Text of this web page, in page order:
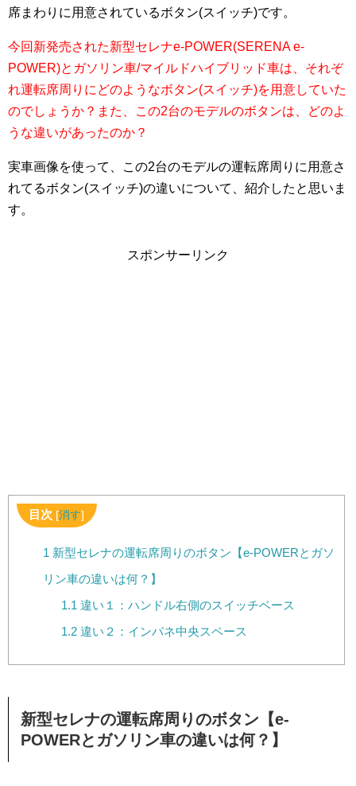
席まわりに用意されているボタン(スイッチ)です。
今回新発売された新型セレナe-POWER(SERENA e-
POWER)とガソリン車/マイルドハイブリッド車は、それぞ
れ運転席周りにどのようなボタン(スイッチ)を用意していた
のでしょうか？また、この2台のモデルのボタンは、どのよ
うな違いがあったのか？
実車画像を使って、この2台のモデルの運転席周りに用意さ
れてるボタン(スイッチ)の違いについて、紹介したと思いま
す。
スポンサーリンク
目次 [消す]
1 新型セレナの運転席周りのボタン【e-POWERとガソ
リン車の違いは何？】
1.1 違い１：ハンドル右側のスイッチベース
1.2 違い２：インパネ中央スペース
新型セレナの運転席周りのボタン【e-
POWERとガソリン車の違いは何？】